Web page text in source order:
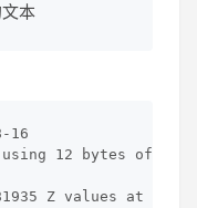
本
16
12 bytes of
Z values at